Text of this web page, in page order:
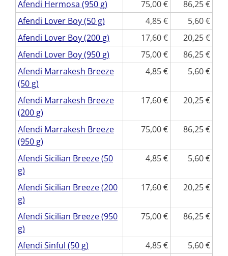
Afendi Hermosa (950 g)
75,00
86,25
Afendi Lover Boy (50 g)
4,85
5,60
Afendi Lover Boy (200 g)
17,60
20,25
Afendi Lover Boy (950 g)
75,00
86,25
Afendi Marrakesh Breeze
(50 g)
4,85 5,60
Afendi Marrakesh Breeze
(200 g)
17,60 20,25
Afendi Marrakesh Breeze
(950 g)
75,00 86,25
Afendi Sicilian Breeze (50
g)
4,85 5,60
Afendi Sicilian Breeze (200
g)
17,60 20,25
Afendi Sicilian Breeze (950
g)
75,00 86,25
Afendi Sinful (50 g) 4,85
5,60